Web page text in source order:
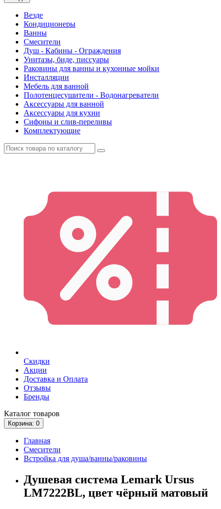
Везде
Кондиционеры
Ванны
Смесители
Душ - Кабины - Ограждения
Унитазы, биде, писсуары
Раковины для ванны и кухонные мойки
Инсталляции
Мебель для ванной
Полотенцесушители - Водонагреватели
Аксессуары для ванной
Аксессуары для кухни
Сифоны и слив-переливы
Комплектующие
Скидки
Акции
Доставка и Оплата
Отзывы
Бренды
Каталог товаров
Корзина: 0
Главная
Смесители
Встройка для душа/ванны/раковины
Душевая система Lemark Ursus
LM7222BL, цвет чёрный матовый